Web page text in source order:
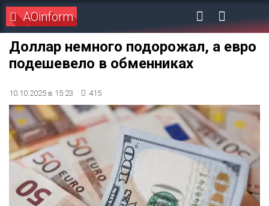
AOinform
Доллар немного подорожал, а евро
подешевело в обменниках
10.10.2025 в 15:23 415